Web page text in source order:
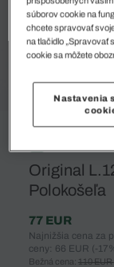
Original
Polokošeľa
77 EUR
Najnižšia cena za
ceny: 66 EUR (-
Bežná cena: 110 EUR
súborov cookie na
chcete spravovať
na tlačidlo „Spravovať
cookie sa môžete
Nastavenia